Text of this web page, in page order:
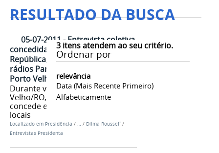
RESULTADO DA BUSCA
3itens atendem ao seu critério.
Ordenar por
relevância
Data (mais Recente Primeiro)
Alfabeticamente
05-07-2011 - Entrevista coletiva
concedida pela Presidenta da
República, Dilma Rousseff, às
rádios Parecis FM e Caiari AM, de
Porto Velho/RO
Durante visita à cidade de Porto
Velho/RO, presidenta Dilma
concede entrevista às rádios
locais
Localizado em Presidência / … / Dilma Rousseff /
Entrevistas Presidenta